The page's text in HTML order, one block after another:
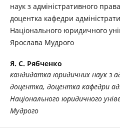
наук з адміністративного
доцентка кафедри
Національного юридичного
Ярослава Мудрого
Я. С. Рябченко
кандидатка юридичних наук з
доцентка, доцентка кафедри
Національного юридичного
Мудрого